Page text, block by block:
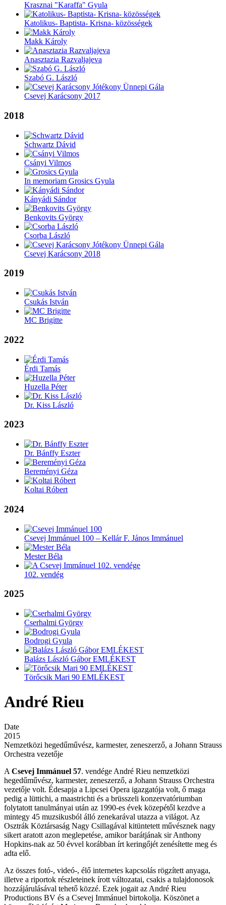
Krasznai "Karaffa" Gyula
Katolikus- Baptista- Krisna- közösségek
Makk Károly
Anasztazia Razvaljajeva
Szabó G. László
Csevej Karácsony 2017
2018
Schwartz Dávid
Csányi Vilmos
In memoriam Grosics Gyula
Kányádi Sándor
Benkovits György
Csorba László
Csevej Karácsony 2018
2019
Csukás István
MC Brigitte
2022
Érdi Tamás
Huzella Péter
Dr. Kiss László
2023
Dr. Bánffy Eszter
Bereményi Géza
Koltai Róbert
2024
Csevej Immánuel 100 – Kellár F. János Immánuel
Mester Béla
102. vendég
2025
Cserhalmi György
Bodrogi Gyula
Balázs László Gábor EMLÉKEST
Törőcsik Mari 90 EMLÉKEST
André Rieu
Date
2015
Nemzetközi hegedűművész, karmester, zeneszerző, a Johann Strauss
Orchestra vezetője
A Csevej Immánuel 57. vendége André Rieu nemzetközi
hegedűművész, karmester, zeneszerző, a Johann Strauss Orchestra
vezetője volt. Édesapja a Lipcsei Opera igazgatója volt, ő maga
pedig a lüttichi, a maastrichti és a brüsszeli konzervatóriumban
folytatott tanulmányai után az 1990-es évek közepétől kezdve a
mintegy 45 muzsikusból álló zenekarával utazza a világot. Az
Osztrák Köztársaság Nagy Csillagával kitüntetett művésznek nagy
sikert aratott azon meglepetése, amikor barátjának sir Anthony
Hopkins-nak az 50 évvel korábban írt keringőjét zenésítette meg és
adta elő.
Az összes fotó-, videó-, élő internetes kapcsolás rögzített anyaga,
illetve a riportok részleteinek írott változatai, csakis a tulajdonosok
hozzájárulásával tehető közzé. Ezek jogait az André Rieu
Productions BV és a Csevej Immánuel birtokolja. Köszönet a